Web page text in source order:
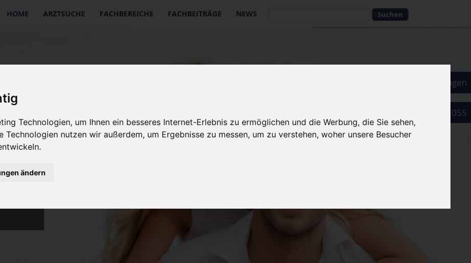
Technologien, um Ihnen ein besseres Internet-Erlebnis zu ermöglichen und die Werbung, die Sie sehen,
Technologien nutzen wir außerdem, um Ergebnisse zu messen, um zu verstehen, woher unsere Besucher
ändern
überspringen
HOME ARZTSUCHE FACHBEREICHE FACHBEITRÄGE NEWS
Als Arzt eintragen
089 52032055